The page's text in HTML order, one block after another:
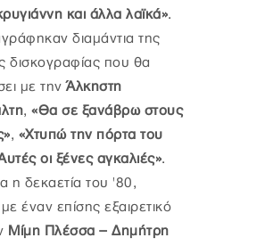
και άλλα λαϊκά».
διαμάντια της
δισκογραφίας που θα
με την Άλκηστη
, «Θα σε ξανάβρω στους
, «Χτυπώ την πόρτα του
οι ξένες αγκαλιές».
η δεκαετία του '80,
έναν επίσης εξαιρετικό
Μίμη Πλέσσα – Δημήτρη